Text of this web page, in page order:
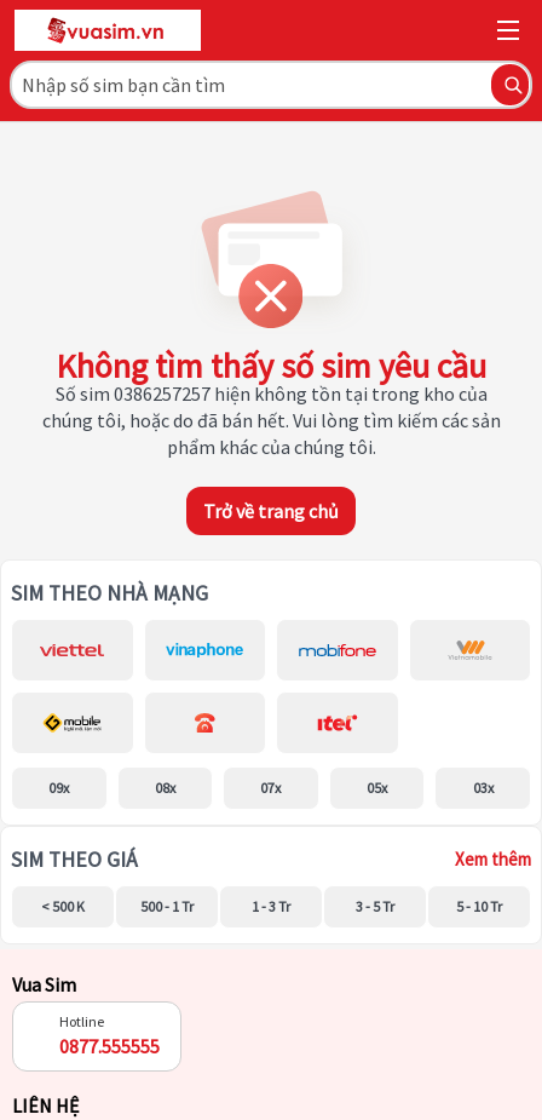
Không tìm thấy số sim yêu cầu
Số sim 0386257257 hiện không tồn tại trong kho của
chúng tôi, hoặc do đã bán hết. Vui lòng tìm kiếm các sản
phẩm khác của chúng tôi.
Trở về trang chủ
SIM THEO NHÀ MẠNG
09x 08x 07x 05x 03x
SIM THEO GIÁ Xem thêm
< 500 K 500 - 1 Tr 1 - 3 Tr 3 - 5 Tr 5 - 10 Tr
Vua Sim
Hotline
0877.555555
LIÊN HỆ